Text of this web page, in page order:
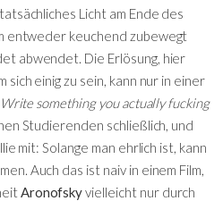
Licht am Ende des
entweder keuchend zubewegt
abwendet. Die Erlösung, hier
sich einig zu sein, kann nur in einer
Write something you actually fucking
Studierenden schließlich, und
mit: Solange man ehrlich ist, kann
Auch das ist naiv in einem Film,
Aronofskyvielleicht nur durch